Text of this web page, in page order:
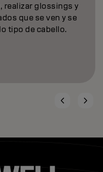
realizar glossings y
que se ven y se
tipo de cabello.